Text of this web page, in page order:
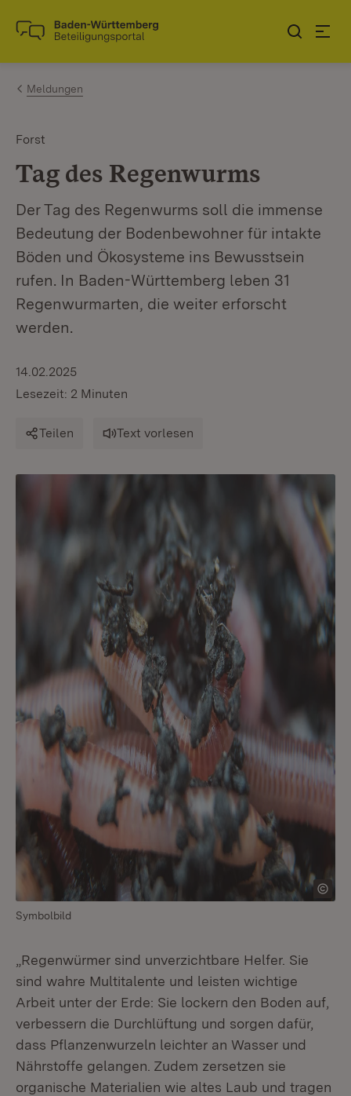
Zum Inhalt springen
Link zur Startseite
Meldungen
Forst
Tag des Regenwurms
Der Tag des Regenwurms soll die immense
Bedeutung der Bodenbewohner für intakte
Böden und Ökosysteme ins Bewusstsein
rufen. In Baden-Württemberg leben 31
Regenwurmarten, die weiter erforscht
werden.
14.02.2025
Lesezeit: 2 Minuten
Teilen Text vorlesen
Symbolbild
„Regenwürmer sind unverzichtbare Helfer. Sie
sind wahre Multitalente und leisten wichtige
Arbeit unter der Erde: Sie lockern den Boden auf,
verbessern die Durchlüftung und sorgen dafür,
dass Pflanzenwurzeln leichter an Wasser und
Nährstoffe gelangen. Zudem zersetzen sie
organische Materialien wie altes Laub und tragen